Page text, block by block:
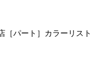
［パート］カラーリスト